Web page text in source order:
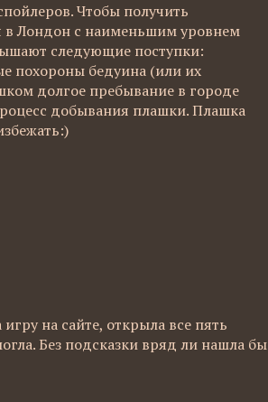
Чтобы получить
в Лондон с наименьшим уровнем
следующие поступки:
похороны бедуина (или их
долгое пребывание в городе
добывания плашки. Плашка
на сайте, открыла все пять
Без подсказки вряд ли нашла бы